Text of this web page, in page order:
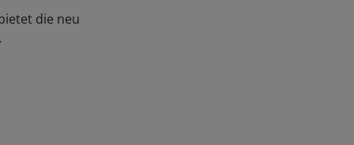
die neu